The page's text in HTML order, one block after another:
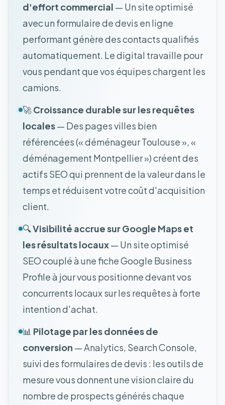
d'effort commercial — Un site optimisé
avec un formulaire de devis en ligne
performant génère des contacts qualifiés
automatiquement. Le digital travaille pour
vous pendant que vos équipes chargent les
camions.
🚀Croissance durable sur les requêtes
locales— Des pages villes bien
référencées (« déménageur Toulouse », «
déménagement Montpellier ») créent des
actifs SEO qui prennent de la valeur dans le
temps et réduisent votre coût d'acquisition
client.
🔍Visibilité accrue sur Google Maps et
les résultats locaux— Un site optimisé
SEO couplé à une fiche Google Business
Profile à jour vous positionne devant vos
concurrents locaux sur les requêtes à forte
intention d'achat.
📊 Pilotage par les données de
conversion — Analytics, Search Console,
suivi des formulaires de devis : les outils de
mesure vous donnent une vision claire du
nombre de prospects générés chaque